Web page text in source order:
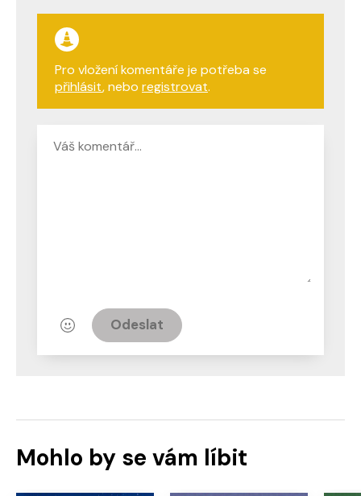
Pro vložení komentáře je potřeba se
přihlásit, nebo registrovat.
Odeslat
Mohlo by se vám líbit